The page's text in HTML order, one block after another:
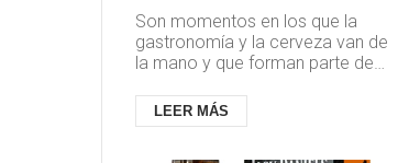
Son momentos en los que la
gastronomía y la cerveza van de
la mano y que forman parte de
basada en compartir. Así ...
LEER MÁS